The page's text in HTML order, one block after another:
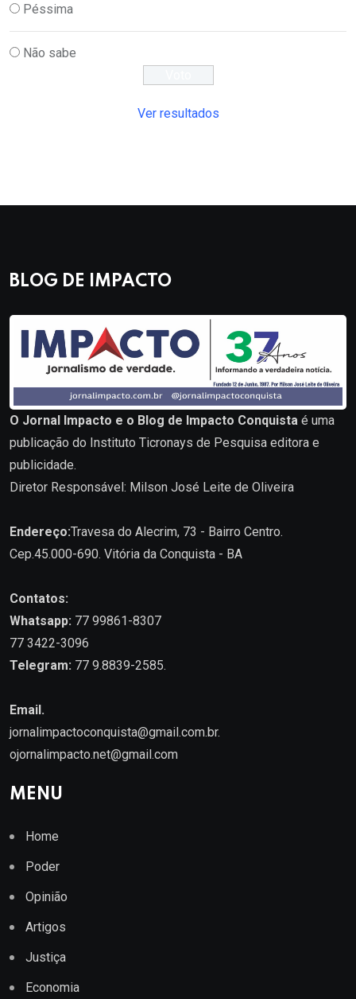
Péssima
Não sabe
Ver resultados
BLOG DE IMPACTO
O Jornal Impacto e o Blog de Impacto Conquista é uma
publicação do Instituto Ticronays de Pesquisa editora e
publicidade.
Diretor Responsável: Milson José Leite de Oliveira
Endereço:Travesa do Alecrim, 73 - Bairro Centro.
Cep.45.000-690. Vitória da Conquista - BA
Contatos:
Whatsapp: 77 99861-8307
77 3422-3096
Telegram: 77 9.8839-2585.
Email.
jornalimpactoconquista@gmail.com.br.
ojornalimpacto.net@gmail.com
MENU
Home
Poder
Opinião
Artigos
Justiça
Economia